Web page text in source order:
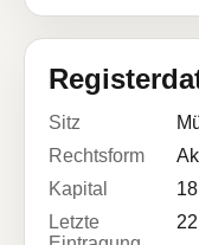
Sitz
Rechtsform
Kapital
Letzte